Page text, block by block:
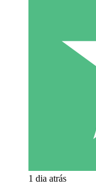
1 dia atrás